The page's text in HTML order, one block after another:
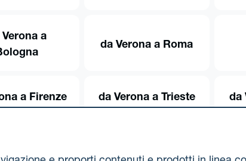
Verona a
da Verona a Roma
a Firenze da Verona a Trieste da